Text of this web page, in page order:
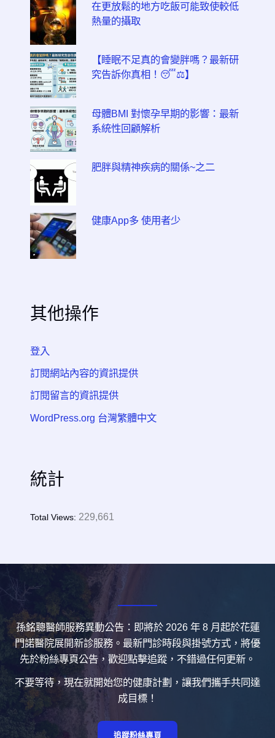
在更放鬆的地方吃飯可能致使較低
熱量的攝取
【睡眠不足真的會變胖嗎？最新研
究告訴你真相！😴⚖️】
母體BMI 對懷孕早期的影響：最新
系統性回顧解析
肥胖與精神疾病的關係~之二
健康App多 使用者少
其他操作
登入
訂閱網站內容的資訊提供
訂閱留言的資訊提供
WordPress.org 台灣繁體中文
統計
Total Views: 229,661
孫銘聰醫師服務異動公告：即將於 2026 年 8 月起於花蓮
門諾醫院展開新診服務。最新門診時段與掛號方式，將優
先於粉絲專頁公告，歡迎點擊追蹤，不錯過任何更新。
不要等待，現在就開始您的健康計劃，讓我們攜手共同達
成目標！
追蹤粉絲專頁